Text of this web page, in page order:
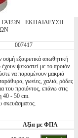
- ΕΚΠΑΙΔΕΥΣΗ
007417
οσμή εξαιρετικά απωθητική
ψεκαστεί με το προιόν.
να παραμένουν μακριά
γωνίες, χαλιά, ρόδες
του προιόντος, επάνω στις
40 - 50 cm.
σκευάσματος.
Αξία με ΦΠΑ